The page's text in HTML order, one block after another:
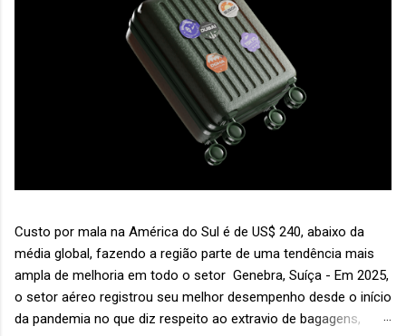
Custo por mala na América do Sul é de US$ 240, abaixo da
média global, fazendo a região parte de uma tendência mais
ampla de melhoria em todo o setor Genebra, Suíça - Em 2025,
o setor aéreo registrou seu melhor desempenho desde o início
da pandemia no que diz respeito ao extravio de bagagens,